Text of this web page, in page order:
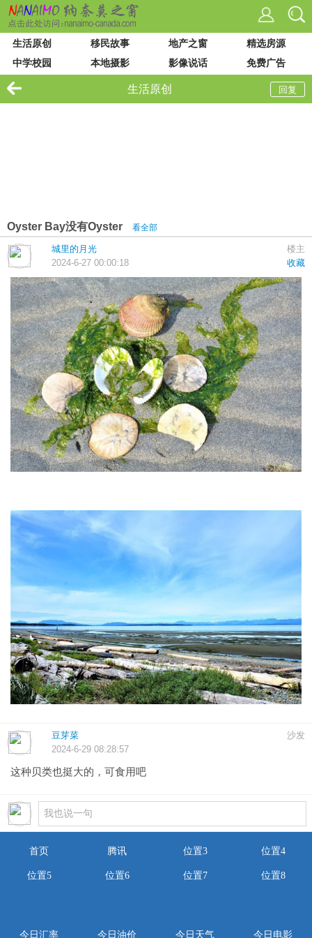
生活原创 移民故事 地产之窗
精选房源
中学校园
本地摄影 影像说话
免费广告
VIU 大学
站内搜索
回复
生活原创
Oyster Bay没有Oyster 看全部
楼主
城里的月光
收藏
2024-6-27 00:00:18
沙发
豆芽菜
2024-6-29 08:28:57
这种贝类也挺大的，可食用吧
首页 腾讯 位置3 位置4
位置5 位置6 位置7 位置8
今日汇率 今日油价 今日天气 今日电影